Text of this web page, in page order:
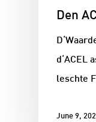
Den
d‘ACEL
leschte
June 9,